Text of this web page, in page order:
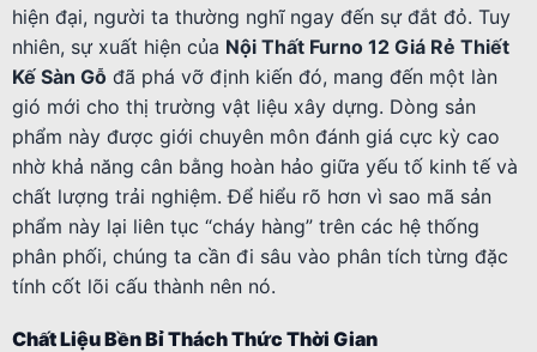
hiện đại, người ta thường nghĩ ngay đến sự đắt đỏ. Tuy
nhiên, sự xuất hiện của Nội Thất Furno 12 Giá Rẻ Thiết
Kế Sàn Gỗ đã phá vỡ định kiến đó, mang đến một làn
gió mới cho thị trường vật liệu xây dựng. Dòng sản
phẩm này được giới chuyên môn đánh giá cực kỳ cao
nhờ khả năng cân bằng hoàn hảo giữa yếu tố kinh tế và
chất lượng trải nghiệm. Để hiểu rõ hơn vì sao mã sản
phẩm này lại liên tục “cháy hàng” trên các hệ thống
phân phối, chúng ta cần đi sâu vào phân tích từng đặc
tính cốt lõi cấu thành nên nó.
Chất Liệu Bền Bỉ Thách Thức Thời Gian